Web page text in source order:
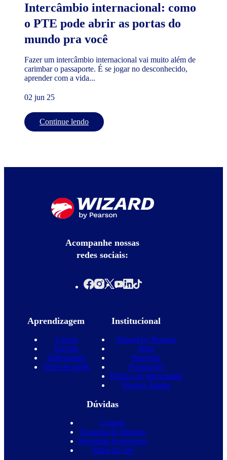
Intercâmbio internacional: como
o PTE pode abrir as portas do
mundo pra você
Fazer um intercâmbio internacional vai muito além de
carimbar o passaporte. É se jogar no desconhecido,
aprender com a vida...
02 jun 25
Continue lendo
Acompanhe nossas
redes sociais:
Aprendizagem
Cursos
Escolas
Diferenciais
Teste de inglês
Institucional
Wizard by Pearson
Blog
Parcerias
Promoções
Política de privacidade
Projeto Águias
Dúvidas
Contato
Franquia de Idiomas
Perguntas Frequentes
Mapa do site